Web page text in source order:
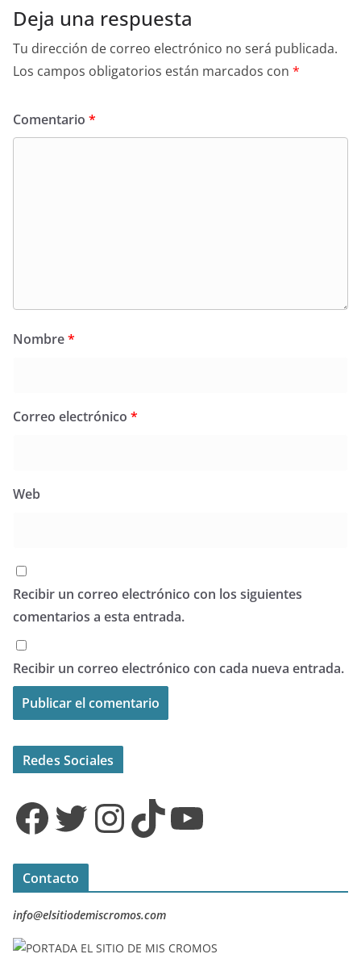
Deja una respuesta
Tu dirección de correo electrónico no será publicada.
Los campos obligatorios están marcados con *
Comentario *
Nombre*
Correo electrónico *
Web
Recibir un correo electrónico con los siguientes
comentarios a esta entrada.
Recibir un correo electrónico con cada nueva entrada.
Redes Sociales
Facebook Twitter InstagramTikTok YouTube
Contacto
info@elsitiodemiscromos.com